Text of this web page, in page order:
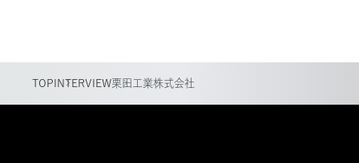
TOPINTERVIEW栗田工業株式会社